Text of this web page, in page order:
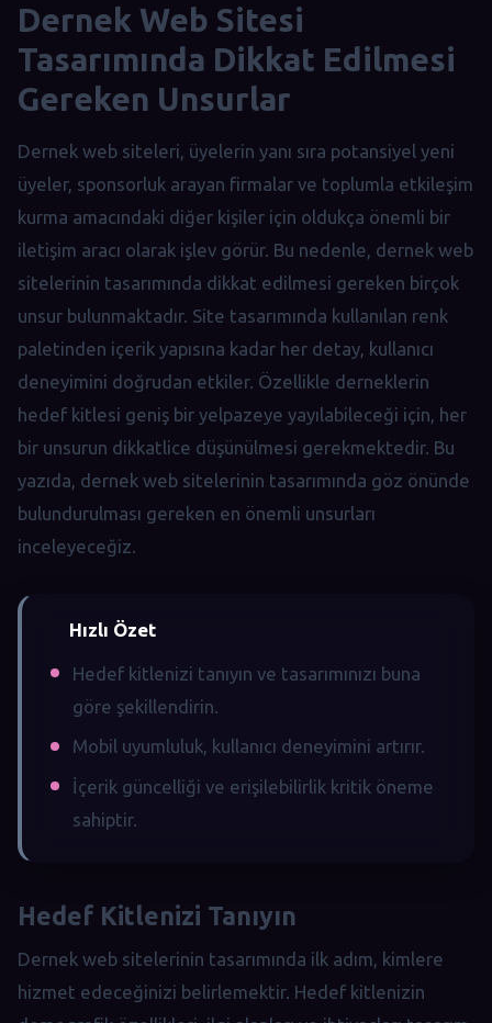
Dernek Web Sitesi
Tasarımında Dikkat Edilmesi
Gereken Unsurlar
Dernek web siteleri, üyelerin yanı sıra potansiyel yeni
üyeler, sponsorluk arayan firmalar ve toplumla etkileşim
kurma amacındaki diğer kişiler için oldukça önemli bir
iletişim aracı olarak işlev görür. Bu nedenle, dernek web
sitelerinin tasarımında dikkat edilmesi gereken birçok
unsur bulunmaktadır. Site tasarımında kullanılan renk
paletinden içerik yapısına kadar her detay, kullanıcı
deneyimini doğrudan etkiler. Özellikle derneklerin
hedef kitlesi geniş bir yelpazeye yayılabileceği için, her
bir unsurun dikkatlice düşünülmesi gerekmektedir. Bu
yazıda, dernek web sitelerinin tasarımında göz önünde
bulundurulması gereken en önemli unsurları
inceleyeceğiz.
Hızlı Özet
Hedef kitlenizi tanıyın ve tasarımınızı buna
göre şekillendirin.
Mobil uyumluluk, kullanıcı deneyimini artırır.
İçerik güncelliği ve erişilebilirlik kritik öneme
sahiptir.
Hedef Kitlenizi Tanıyın
Dernek web sitelerinin tasarımında ilk adım, kimlere
hizmet edeceğinizi belirlemektir. Hedef kitlenizin